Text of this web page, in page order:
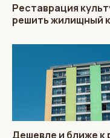
Реставрация
решить жилищный
Дешевле и ближе к